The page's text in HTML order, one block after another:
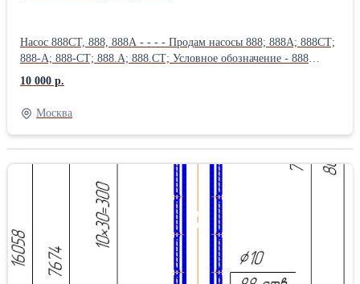
Насос 888СТ, 888, 888А - - - - Продам насосы 888; 888А; 888СТ;
888-А; 888-СТ; 888.А; 888.СТ; Условное обозначение - 888
Привод - от ротора двигателя Направление вращения (если
смотреть со стороны хвостовика) - правое Максимальное число
оборотов, об/мин - 5100 Рабочая жидкость - топливо,
применяемое на двигателе Топливный насос 888 - предназначен
для двигателя АИ-20 (ПАЭС-2500), так же возможно
сельскохозяйственных, дорожных, транспортных машин, для
перекачки неагрессивных жидкостей.
10 000 р.
Москва